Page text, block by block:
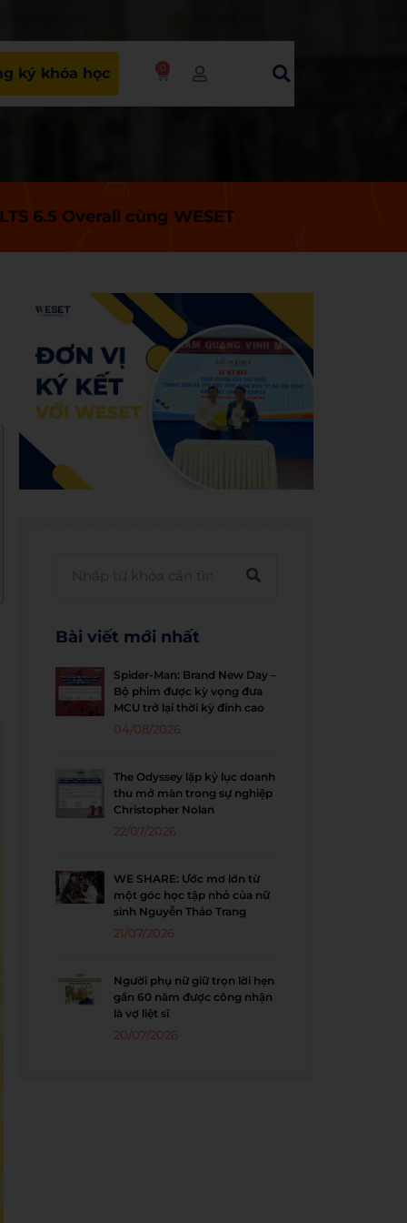
ký khóa học 0
6.5 Overall cùng WESET
Bài viết mới nhất
Spider-Man: Brand New Day –
Bộ phim được kỳ vọng đưa
MCU trở lại thời kỳ đỉnh cao
04/08/2026
The Odyssey lập kỷ lục doanh
thu mở màn trong sự nghiệp
Christopher Nolan
22/07/2026
WE SHARE: Ước mơ lớn từ
một góc học tập nhỏ của nữ
sinh Nguyễn Thảo Trang
21/07/2026
Người phụ nữ giữ trọn lời hẹn
gần 60 năm được công nhận
là vợ liệt sĩ
20/07/2026